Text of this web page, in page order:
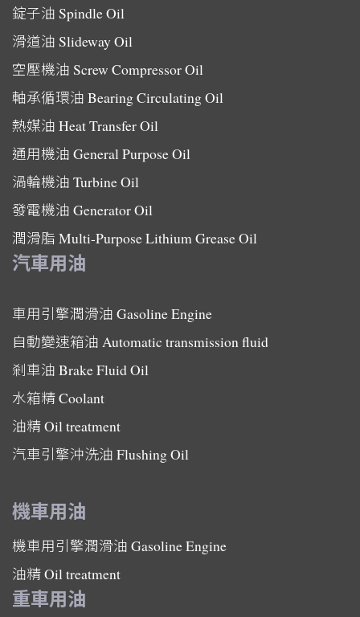
錠子油 Spindle Oil
滑道油 Slideway Oil
空壓機油 Screw Compressor Oil
軸承循環油 Bearing Circulating Oil
熱媒油 Heat Transfer Oil
通用機油 General Purpose Oil
渦輪機油 Turbine Oil
發電機油 Generator Oil
潤滑脂 Multi-Purpose Lithium Grease Oil
汽車用油
車用引擎潤滑油 Gasoline Engine
自動變速箱油 Automatic transmission fluid
剎車油 Brake Fluid Oil
水箱精Coolant
油精Oil treatment
汽車引擎沖洗油 Flushing Oil
機車用油
機車用引擎潤滑油 Gasoline Engine
油精Oil treatment
重車用油